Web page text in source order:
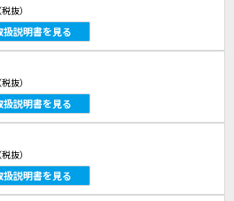
（税抜）
扱説明書を見る
（税抜）
扱説明書を見る
（税抜）
扱説明書を見る